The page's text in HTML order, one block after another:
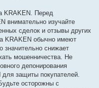
KRAKEN. Перед
внимательно изучайте
сделок и отзывы других
KRAKEN обычно имеют
значительно снижает
мошенничества. Не
депонирования
для защиты покупателей.
осторожны с